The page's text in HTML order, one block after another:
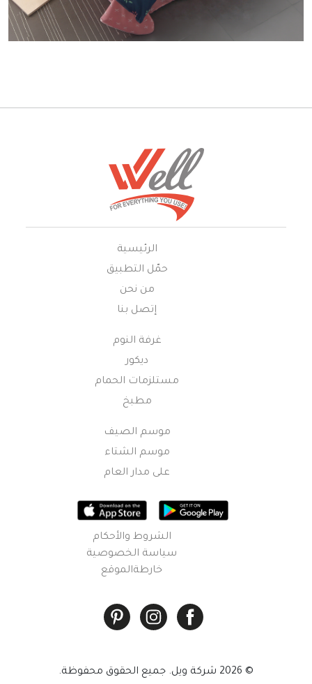
الرئيسية
حمّل التطبيق
من نحن
إتصل بنا
غرفة النوم
ديكور
مستلزمات الحمام
مطبخ
موسم الصيف
موسم الشتاء
على مدار العام
الشروط والأحكام
سياسة الخصوصية
خارطةالموقع
© 2026 شركة ويل. جميع الحقوق محفوظة.